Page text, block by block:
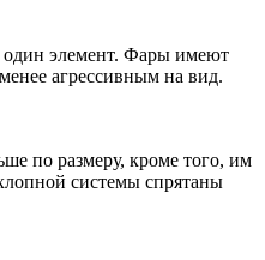
один элемент. Фары имеют
агрессивным на вид.
по размеру, кроме того, им
системы спрятаны